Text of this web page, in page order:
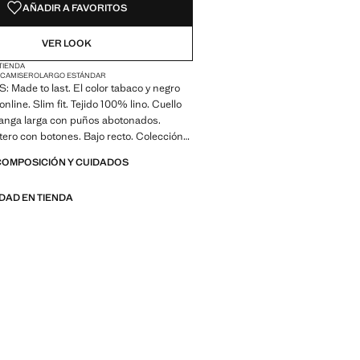
AÑADIR A FAVORITOS
VER LOOK
LARGO ESTÁNDAR
Made to last. El color tabaco y negro
Slim fit. Tejido 100% lino. Cuello
larga con puños abotonados.
con botones. Bajo recto. Colección
de calidad añadiendo nuevas
Y CUIDADOS
EN TIENDA